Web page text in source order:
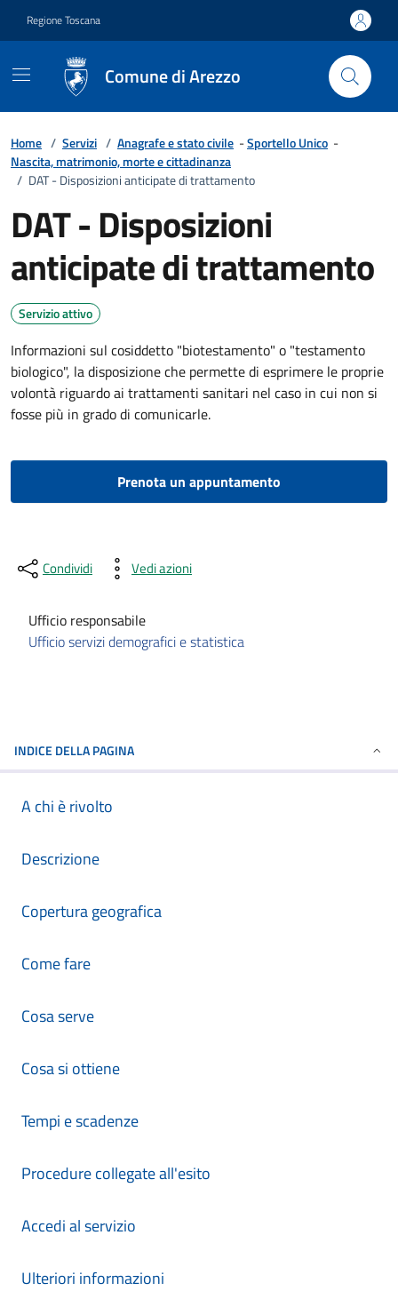
Regione Toscana
Comune di Arezzo
Home / Servizi / Anagrafe e stato civile -Sportello Unico -
Nascita, matrimonio, morte e cittadinanza
/ DAT - Disposizioni anticipate di trattamento
DAT - Disposizioni
anticipate di trattamento
Servizio attivo
Informazioni sul cosiddetto "biotestamento" o "testamento
biologico", la disposizione che permette di esprimere le proprie
volontà riguardo ai trattamenti sanitari nel caso in cui non si
fosse più in grado di comunicarle.
Prenota un appuntamento
Condividi Vedi azioni
Ufficio responsabile
Ufficio servizi demografici e statistica
INDICE DELLA PAGINA
A chi è rivolto
Descrizione
Copertura geografica
Come fare
Cosa serve
Cosa si ottiene
Tempi e scadenze
Procedure collegate all'esito
Accedi al servizio
Ulteriori informazioni